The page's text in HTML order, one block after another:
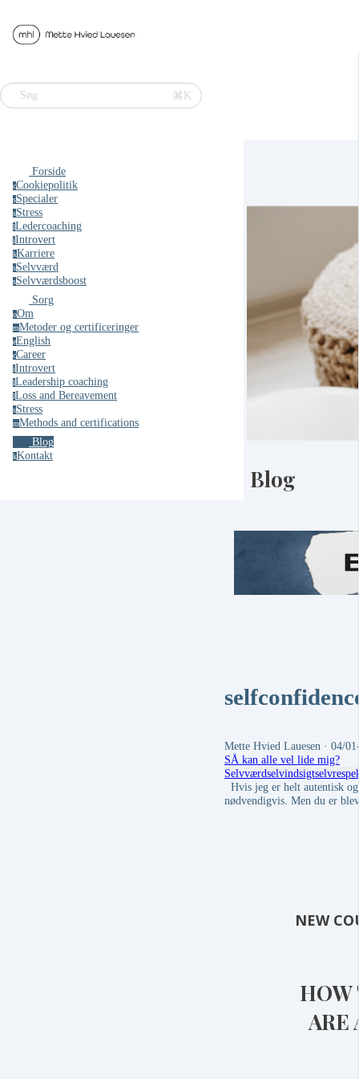
Søg ⌘K
Forside
cCookiepolitik
sSpecialer
sStress
lLedercoaching
iIntrovert
kKarriere
sSelvværd
sSelvværdsboost
Sorg
oOm
mMetoder og certificeringer
eEnglish
cCareer
iIntrovert
lLeadership coaching
lLoss and Bereavement
sStress
mMethods and certifications
Blog
kKontakt
Blog
Mette Hvied Lauesen · 04/
SÅ kan alle vel lide mig?
Selvværdselvindsigt
Hvis jeg er helt autentisk
nødvendigvis. Men du er
NEW
HOW
ARE